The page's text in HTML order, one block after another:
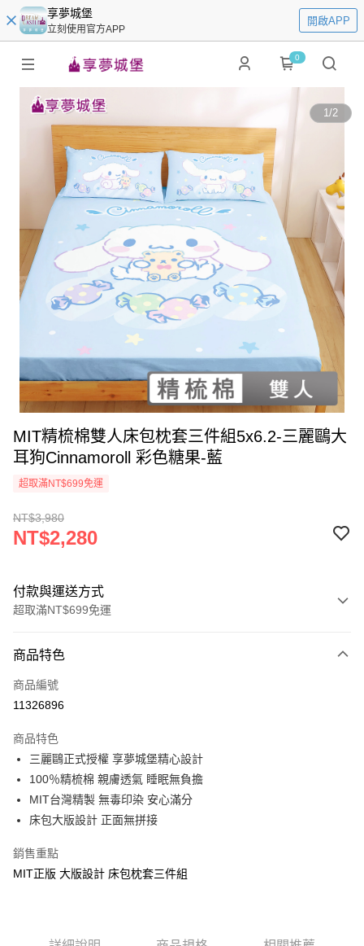
享夢城堡
立刻使用官方APP
開啟APP
0
1/2
MIT精梳棉雙人床包枕套三件組5x6.2-三麗鷗大
耳狗Cinnamoroll 彩色糖果-藍
超取滿NT$699免運
NT$3,980
NT$2,280
付款與運送方式
超取滿NT$699免運
信用卡一次付款
超商取貨付款
Apple Pay
街口支付
悠遊付
Google Pay
ATM付款
全家★依產品說明
商品特色
商品編號
11326896
商品特色
三麗鷗正式授權 享夢城堡精心設計
100％精梳棉 親膚透氣 睡眠無負擔
MIT台灣精製 無毒印染 安心滿分
床包大版設計 正面無拼接
銷售重點
MIT正版 大版設計 床包枕套三件組